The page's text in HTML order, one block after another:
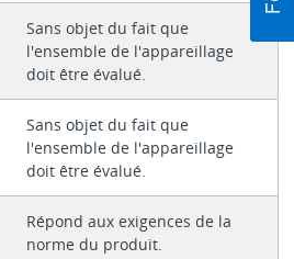
Sans objet du fait que
l'ensemble de l'appareillage
doit être évalué.
Sans objet du fait que
l'ensemble de l'appareillage
doit être évalué.
Répond aux exigences de la
norme du produit.